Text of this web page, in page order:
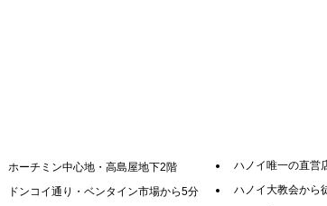
ホーチミン中心地・高島屋地下2階
ドンコイ通り・ベンタイン市場から5分
ハノイ唯一の直営
ハノイ大教会から